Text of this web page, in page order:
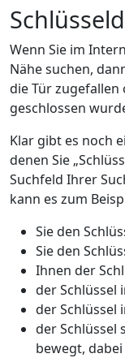
Wenn Sie im
Nähe suchen,
die Tür
geschlossen
Klar gibt es noch
denen Sie
Suchfeld Ihrer
kann es zum
Sie den
Sie den
Ihnen der
der Schlüssel
der Schlüssel
der Schlüssel
bewegt,